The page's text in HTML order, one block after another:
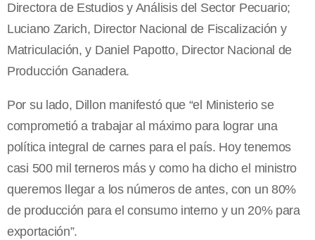
Directora de Estudios y Análisis del Sector Pecuario;
Luciano Zarich, Director Nacional de Fiscalización y
Matriculación, y Daniel Papotto, Director Nacional de
Producción Ganadera.
Por su lado, Dillon manifestó que “el Ministerio se
comprometió a trabajar al máximo para lograr una
política integral de carnes para el país. Hoy tenemos
casi 500 mil terneros más y como ha dicho el ministro
queremos llegar a los números de antes, con un 80%
de producción para el consumo interno y un 20% para
exportación”.